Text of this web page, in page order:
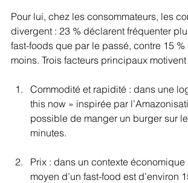
Pour lui, chez les consommateurs, les
divergent : 23 % déclarent fréquenter
fast-foods que par le passé, contre 15 %
moins. Trois facteurs principaux
Commodité et rapidité : dans une
this now » inspirée par
possible de manger un burger sur
minutes.
Prix : dans un contexte
moyen d’un fast-food est d’environ